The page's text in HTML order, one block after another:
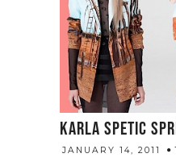
KARLA SPETIC
JANUARY 14, 2011